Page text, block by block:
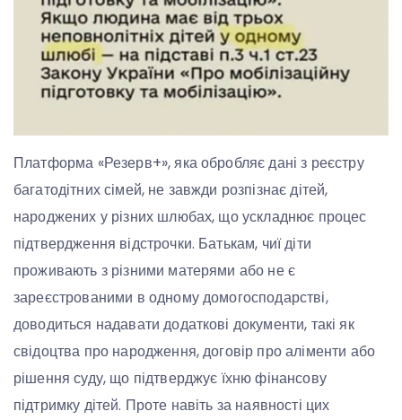
Платформа «Резерв+», яка обробляє дані з реєстру
багатодітних сімей, не завжди розпізнає дітей,
народжених у різних шлюбах, що ускладнює процес
підтвердження відстрочки. Батькам, чиї діти
проживають з різними матерями або не є
зареєстрованими в одному домогосподарстві,
доводиться надавати додаткові документи, такі як
свідоцтва про народження, договір про аліменти або
рішення суду, що підтверджує їхню фінансову
підтримку дітей. Проте навіть за наявності цих